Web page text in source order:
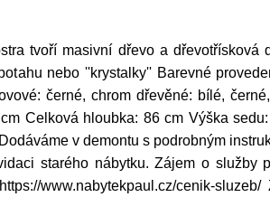
tvoří masivní dřevo a
nebo ''krystalky'' Barevné
černé, chrom dřevěné: bílé,
Celková hloubka: 86 cm Výška
v demontu s podrobným
starého nábytku. Zájem o
www.nabytekpaul.cz/cenik-